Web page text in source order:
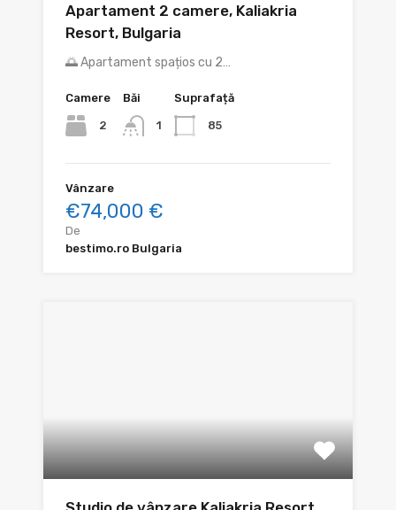
Apartament 2 camere, Kaliakria
Resort, Bulgaria
🌅 Apartament spațios cu 2…
Camere
2
Băi
1
Suprafață
85
Vânzare
€74,000 €
De
bestimo.ro Bulgaria